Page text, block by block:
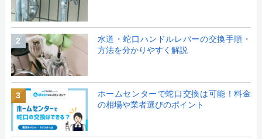
2
水道・蛇口ハンドルレバーの交換手順・
方法を分かりやすく解説
3
ホームセンターで蛇口交換は可能！料金
の相場や業者選びのポイント